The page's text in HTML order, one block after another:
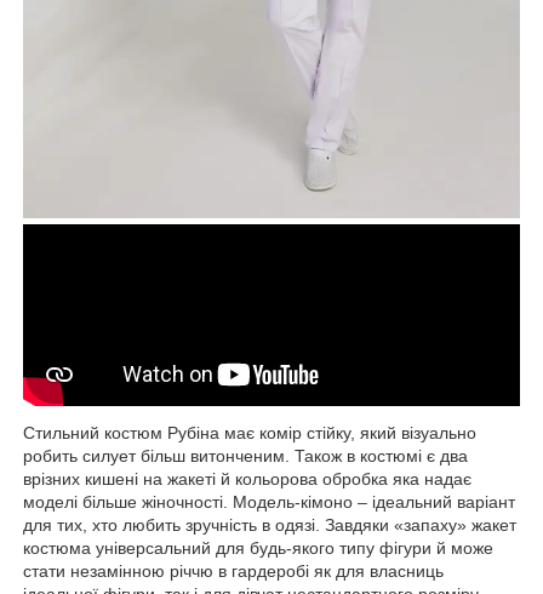
Стильний костюм Рубіна має комір стійку, який візуально
робить силует більш витонченим. Також в костюмі є два
врізних кишені на жакеті й кольорова обробка яка надає
моделі більше жіночності. Модель-кімоно – ідеальний варіант
для тих, хто любить зручність в одязі. Завдяки «запаху» жакет
костюма універсальний для будь-якого типу фігури й може
стати незамінною річчю в гардеробі як для власниць